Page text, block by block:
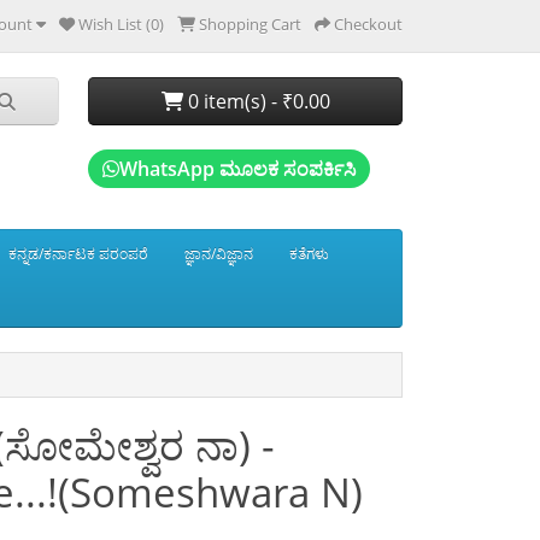
Wish List (0) Shopping Cart Checkout
0 item(s) - ₹0.00
WhatsApp ಮೂಲಕ ಸಂಪರ್ಕಿಸಿ
ಕನ್ನಡ/ಕರ್ನಾಟಕ ಪರಂಪರೆ ಜ್ಞಾನ/ವಿಜ್ಞಾನ ಕತೆಗಳು
ನಾ) -
N)